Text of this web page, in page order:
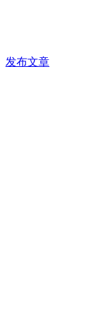
发布文章